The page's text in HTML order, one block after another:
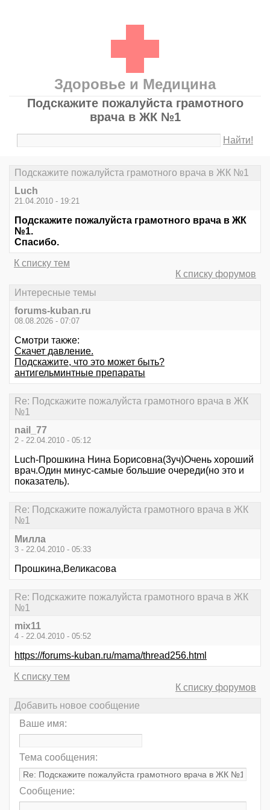
Здоровье и Медицина
Подскажите пожалуйста грамотного
врача в ЖК №1
Найти!
Подскажите пожалуйста грамотного врача в ЖК №1
Luch
21.04.2010 - 19:21
Подскажите пожалуйста грамотного врача в ЖК
№1.
Спасибо.
К списку тем
К списку форумов
Интересные темы
forums-kuban.ru
08.08.2026 - 07:07
Смотри также:
Скачет давление.
Подскажите, что это может быть?
антигельминтные препараты
Re: Подскажите пожалуйста грамотного врача в ЖК
№1
nail_77
2 - 22.04.2010 - 05:12
Luch-Прошкина Нина Борисовна(3уч)Очень хороший
врач.Один минус-самые большие очереди(но это и
показатель).
Re: Подскажите пожалуйста грамотного врача в ЖК
№1
Милла
3 - 22.04.2010 - 05:33
Прошкина,Великасова
Re: Подскажите пожалуйста грамотного врача в ЖК
№1
mix11
4 - 22.04.2010 - 05:52
https://forums-kuban.ru/mama/thread256.html
К списку тем
К списку форумов
Добавить новое сообщение
Ваше имя:
Тема сообщения:
Сообщение: